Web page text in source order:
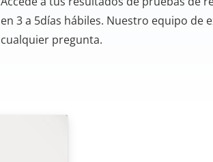
en 3 a 5días hábiles. Nuestro equipo de
cualquier pregunta.